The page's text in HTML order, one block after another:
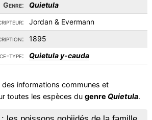
Genre:
Quietula
Jordan & Evermann
1895
type:
Quietula y-cauda
des informations communes et
toutes les espèces du genre Quietula.